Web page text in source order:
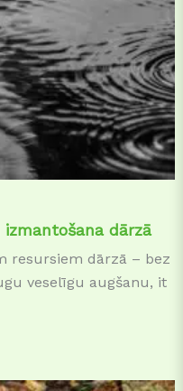
dārzā
resursiem dārzā – bez
veselīgu augšanu, it